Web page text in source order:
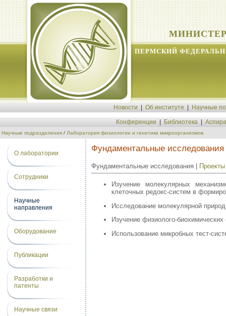
ПЕРМСКИЙ
Новости Об институте Научные
Конференции Библиотека
Научные подразделения / Лаборатория физиологии и генетики микроорганизмов
О лаборатории
Сотрудники
Научные
направления
Оборудование
Публикации
Разработки и
патенты
Научные связи
Фундаментальные исследования
Фундаментальные исследования | Проекты
Изучение молекулярных
клеточных редокс-систем в
Исследование молекулярной
Изучение физиолого-
Использование микробных тест-